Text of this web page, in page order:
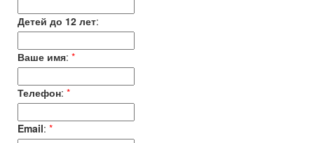
Детей до 12 лет:
Ваше имя: *
Телефон: *
Email: *